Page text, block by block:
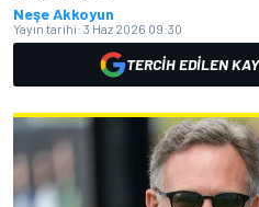
Neşe Akkoyun
Yayın tarihi: 3 Haz 2026 09:30
TERCIH EDILEN